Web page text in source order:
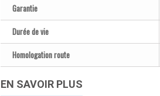
Garantie
Durée de vie
Homologation route
EN SAVOIR PLUS